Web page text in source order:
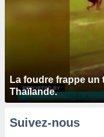
La foudre frappe un
Thaïlande.
Suivez-nous